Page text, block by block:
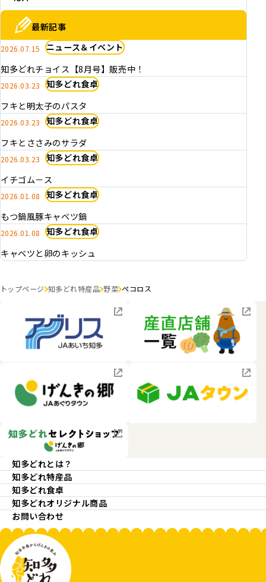
最新記事
2026.07.15 ニュース＆イベント
知多どれチョイス【8月号】販売中！
2026.03.23 知多どれ食卓
フキと明太子のパスタ
2026.03.23 知多どれ食卓
フキとささみのサラダ
2026.03.23 知多どれ食卓
イチゴム－ス
2026.01.08 知多どれ食卓
もつ鍋風豚キャベツ鍋
2026.01.08 知多どれ食卓
キャベツと卵のキッシュ
トップページ 知多どれ特産品 野菜 ペコロス
知多どれとは？
知多どれ特産品
知多どれ食卓
知多どれオリジナル商品
お問い合わせ